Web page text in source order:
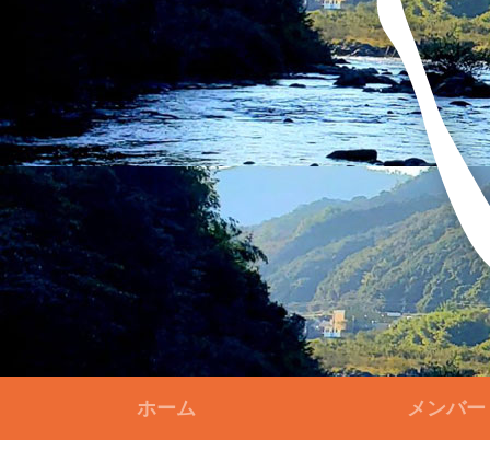
ホーム メンバー